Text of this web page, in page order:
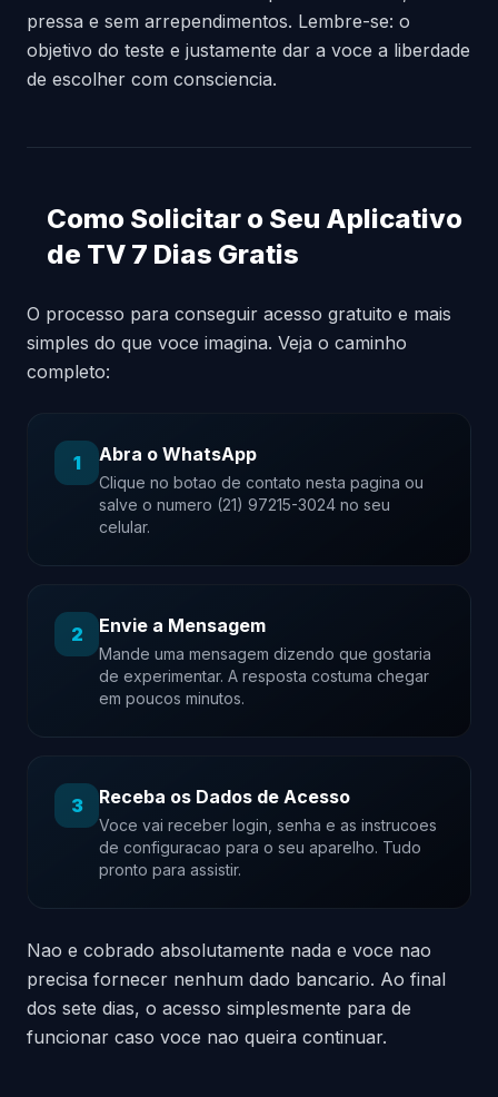
pressa e sem arrependimentos. Lembre-se: o
objetivo do teste e justamente dar a voce a liberdade
de escolher com consciencia.
Como Solicitar o Seu Aplicativo
de TV 7 Dias Gratis
O processo para conseguir acesso gratuito e mais
simples do que voce imagina. Veja o caminho
completo:
1 Abra o WhatsApp
Clique no botao de contato nesta pagina ou
salve o numero (21) 97215-3024 no seu
celular.
2 Envie a Mensagem
Mande uma mensagem dizendo que gostaria
de experimentar. A resposta costuma chegar
em poucos minutos.
3 Receba os Dados de Acesso
Voce vai receber login, senha e as instrucoes
de configuracao para o seu aparelho. Tudo
pronto para assistir.
Nao e cobrado absolutamente nada e voce nao
precisa fornecer nenhum dado bancario. Ao final
dos sete dias, o acesso simplesmente para de
funcionar caso voce nao queira continuar.